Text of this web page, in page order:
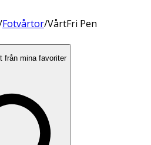
Fotvårtor/VårtFri Pen
från mina favoriter